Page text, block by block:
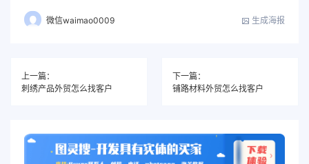
微信waimao0009 生成海报
上一篇：
刺绣产品外贸怎么找客户
下一篇：
铺路材料外贸怎么找客户